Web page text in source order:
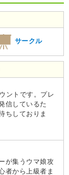
サークル
ントです。プレ
信しているた
ちしておりま
が集うウマ娘攻
者から上級者ま